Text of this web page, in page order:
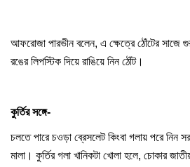
আফরোজা পারভীন বলেন, এ ক্ষেত্রে ঠোঁটের সাজে
রঙের লিপস্টিক দিয়ে রাঙিয়ে নিন ঠোঁট।
কুর্তির সঙ্গে-
চলতে পারে চওড়া ব্রেসলেট কিংবা গলায় পরে
মালা। কুর্তির গলা খানিকটা খোলা হলে, চোকার